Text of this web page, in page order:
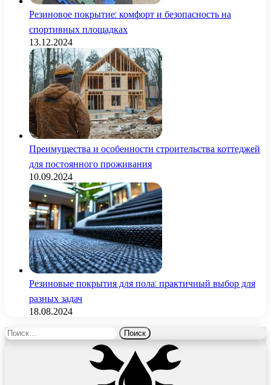
Резиновое покрытие: комфорт и безопасность на
спортивных площадках
13.12.2024
Преимущества и особенности строительства коттеджей
для постоянного проживания
10.09.2024
Резиновые покрытия для пола: практичный выбор для
разных задач
18.08.2024
Найти: